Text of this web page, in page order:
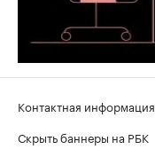
Контактная информация
Скрыть баннеры на РБК